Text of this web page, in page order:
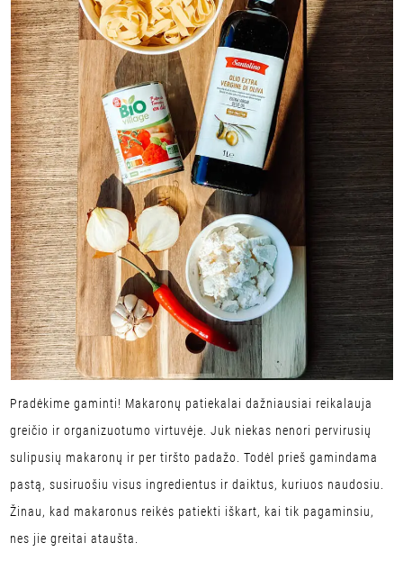
Pradėkime gaminti! Makaronų patiekalai dažniausiai reikalauja
greičio ir organizuotumo virtuvėje. Juk niekas nenori pervirusių
sulipusių makaronų ir per tiršto padažo. Todėl prieš gamindama
pastą, susiruošiu visus ingredientus ir daiktus, kuriuos naudosiu.
Žinau, kad makaronus reikės patiekti iškart, kai tik pagaminsiu,
nes jie greitai ataušta.